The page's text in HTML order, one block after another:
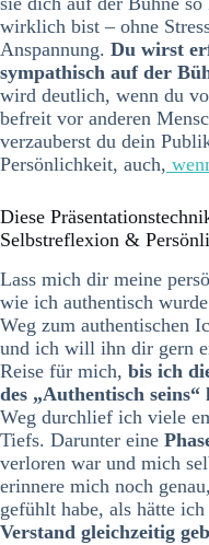
wirklich bist – ohne
Anspannung. Du wirst
sympathisch auf der
wird deutlich, wenn du
befreit vor anderen
verzauberst du dein
Persönlichkeit, auch,
Diese
Selbstreflexion &
Lass mich dir meine
wie ich authentisch
Weg zum authentischen
und ich will ihn dir gern
Reise für mich, bis ich
des „Authentisch seins“
Weg durchlief ich viele
Tiefs. Darunter eine
verloren war und mich
erinnere mich noch
gefühlt habe, als hätte
Verstand gleichzeitig